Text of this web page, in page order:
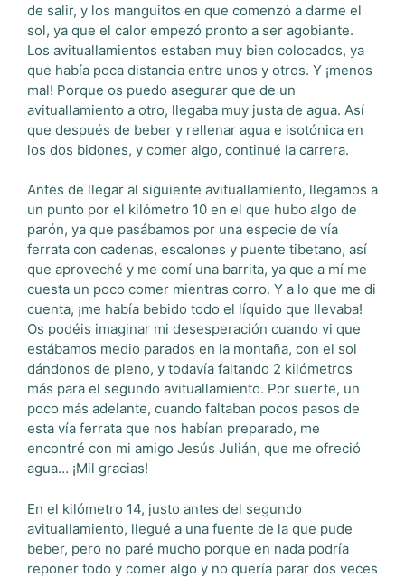
de salir, y los manguitos en que comenzó a darme el
sol, ya que el calor empezó pronto a ser agobiante.
Los avituallamientos estaban muy bien colocados, ya
que había poca distancia entre unos y otros. Y ¡menos
mal! Porque os puedo asegurar que de un
avituallamiento a otro, llegaba muy justa de agua. Así
que después de beber y rellenar agua e isotónica en
los dos bidones, y comer algo, continué la carrera.
Antes de llegar al siguiente avituallamiento, llegamos a
un punto por el kilómetro 10 en el que hubo algo de
parón, ya que pasábamos por una especie de vía
ferrata con cadenas, escalones y puente tibetano, así
que aproveché y me comí una barrita, ya que a mí me
cuesta un poco comer mientras corro. Y a lo que me di
cuenta, ¡me había bebido todo el líquido que llevaba!
Os podéis imaginar mi desesperación cuando vi que
estábamos medio parados en la montaña, con el sol
dándonos de pleno, y todavía faltando 2 kilómetros
más para el segundo avituallamiento. Por suerte, un
poco más adelante, cuando faltaban pocos pasos de
esta vía ferrata que nos habían preparado, me
encontré con mi amigo Jesús Julián, que me ofreció
agua… ¡Mil gracias!
En el kilómetro 14, justo antes del segundo
avituallamiento, llegué a una fuente de la que pude
beber, pero no paré mucho porque en nada podría
reponer todo y comer algo y no quería parar dos veces